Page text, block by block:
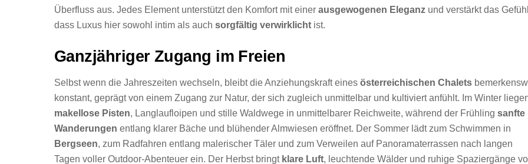
Überfluss aus. Jedes Element unterstützt den Komfort mit einer ausgewogenen Eleganz und verstärkt das
dass Luxus hier sowohl intim als auch sorgfältig verwirklicht ist.
Ganzjähriger Zugang im Freien
Selbst wenn die Jahreszeiten wechseln, bleibt die Anziehungskraft eines österreichischen Chalets
konstant, geprägt von einem Zugang zur Natur, der sich zugleich unmittelbar und kultiviert anfühlt. Im Winter
makellose Pisten, Langlaufloipen und stille Waldwege in unmittelbarer Reichweite, während der Frühling sanfte
Wanderungen entlang klarer Bäche und blühender Almwiesen eröffnet. Der Sommer lädt zum Schwimmen in
Bergseen, zum Radfahren entlang malerischer Täler und zum Verweilen auf Panoramaterrassen nach langen
Tagen voller Outdoor-Abenteuer ein. Der Herbst bringt klare Luft, leuchtende Wälder und ruhige Spaziergänge